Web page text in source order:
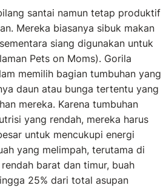
santai namun tetap produktif
Mereka biasanya sibuk makan
siang digunakan untuk
Pets on Moms). Gorila
memilih bagian tumbuhan yang
daun atau bunga tertentu yang
mereka. Karena tumbuhan
yang rendah, mereka harus
untuk mencukupi energi
yang melimpah, terutama di
barat dan timur, buah
25% dari total asupan